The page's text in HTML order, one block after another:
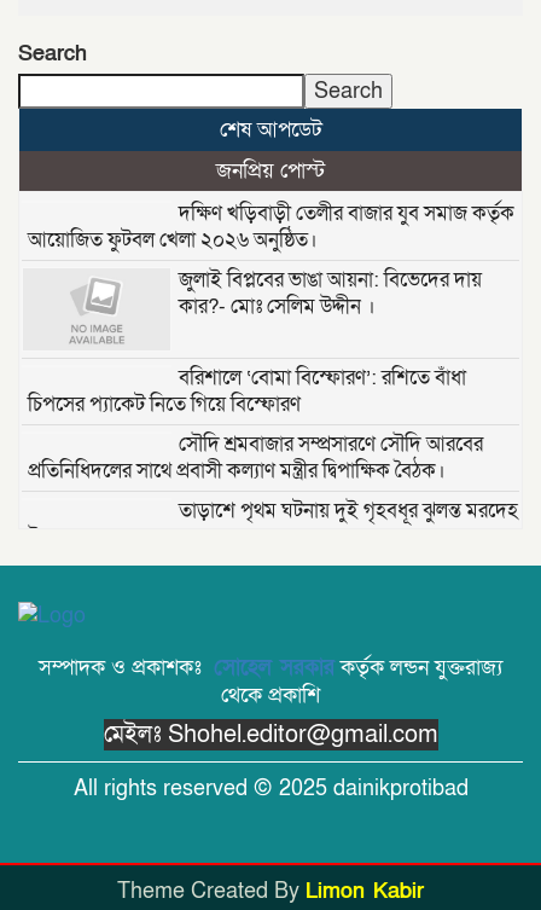
Search
Search
শেষ আপডেট
জনপ্রিয় পোস্ট
দক্ষিণ খড়িবাড়ী তেলীর বাজার যুব সমাজ কর্তৃক
আয়োজিত ফুটবল খেলা ২০২৬ অনুষ্ঠিত।
জুলাই বিপ্লবের ভাঙা আয়না: বিভেদের দায়
কার?- মোঃ সেলিম উদ্দীন ।
বরিশালে ‘বোমা বিস্ফোরণ’: রশিতে বাঁধা
চিপসের প্যাকেট নিতে গিয়ে বিস্ফোরণ
সৌদি শ্রমবাজার সম্প্রসারণে সৌদি আরবের
প্রতিনিধিদলের সাথে প্রবাসী কল্যাণ মন্ত্রীর দ্বিপাক্ষিক বৈঠক।
তাড়াশে পৃথম ঘটনায় দুই গৃহবধূর ঝুলন্ত মরদেহ
উদ্ধার
মানবিক সংগঠন সিলেট-চট্টগ্রাম ফ্রেন্ডশিপ
ফাউন্ডেশন যুক্তরাজ্য শাখা’র কমিটি গঠন
বাংলাদেশ জাতীয়তাবাদী স্বেচ্ছাসেবক দলের
হরিপুর উপজেলা শাখার নতুন কমিটি গঠন ।
বৈধ নামজারি উপেক্ষা করে ২০১৭ সালের
দলিল: জসিমউদ্দিন খন্দকারদের বিরুদ্ধে
সম্পাদক ও প্রকাশকঃ সোহেল সরকারকর্তৃক লন্ডন যুক্তরাজ্য
থেকে প্রকাশি
মেইলঃ Shohel.editor@gmail.com
All rights reserved © 2025 dainikprotibad
Theme Created By Limon Kabir